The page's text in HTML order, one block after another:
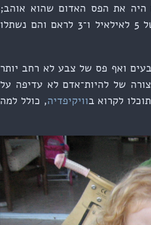
היה את הפס האדום שהוא אוהב;
ולאילאיל את הירוק). כל אחד מהדגלונים ישר סומן במדבקה של 5 לאילאיל ו־3 לראם והם נשתלו
ואף פס של צבע לא רחב יותר
של להיות־אדם לא עדיפה על
לקרוא בוויקיפדיה, כולל למה